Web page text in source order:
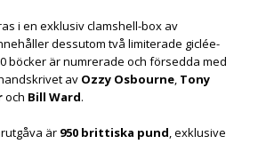
i en exklusiv clamshell-box av
dessutom två limiterade giclée-
böcker är numrerade och försedda med
av Ozzy Osbourne, Tony
och Bill Ward.
är 950 brittiska pund, exklusive